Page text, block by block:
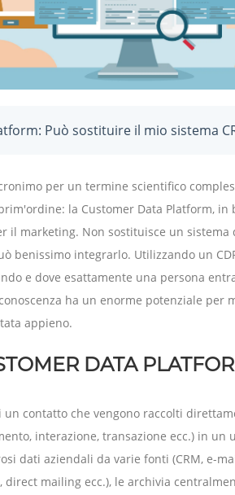
Può sostituire il mio sistema
per un termine scientifico
la Customer Data Platform, in
il marketing. Non sostituisce un
benissimo integrarlo. Utilizzando un
e dove esattamente una persona
ha un enorme potenziale per
appieno.
DATA
contatto che vengono raccolti
interazione, transazione ecc.) in un
dati aziendali da varie fonti (CRM, e-
direct mailing ecc.), le archivia